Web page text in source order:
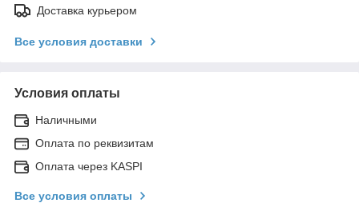
Доставка курьером
Все условия доставки
Условия оплаты
Наличными
Оплата по реквизитам
Оплата через KASPI
Все условия оплаты